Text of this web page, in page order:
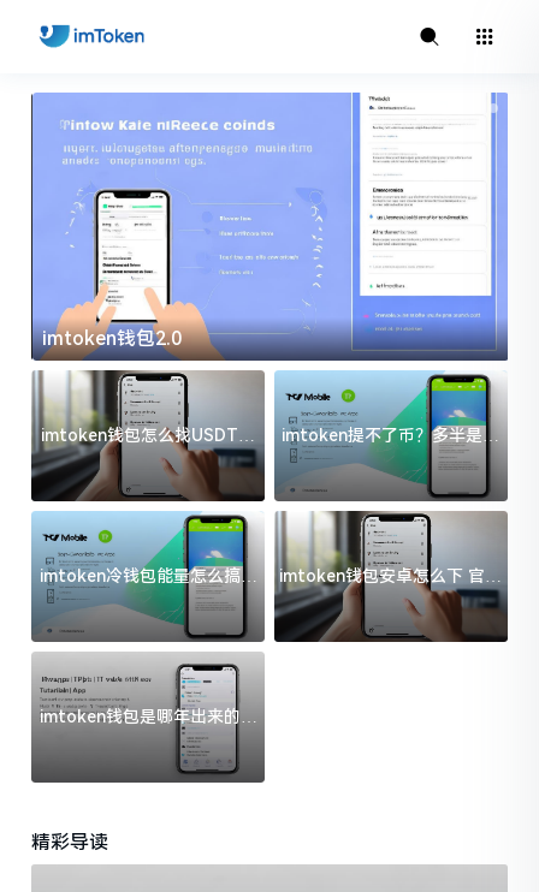
imtoken钱包2.0
imtoken钱包怎么找USDT地
址？三步搞定不踩坑
imtoken提不了币？多半是这
几件事没处理好
imtoken冷钱包能量怎么搞？
过来人告诉你门道
imtoken钱包安卓怎么下 官方
渠道避坑指南
imtoken钱包是哪年出来的？
一文给你说清楚
精彩导读